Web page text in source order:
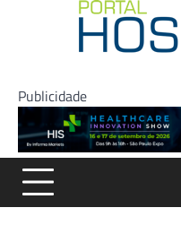
Publicidade